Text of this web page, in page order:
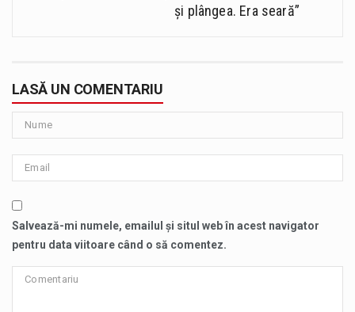
și plângea. Era seară”
LASĂ UN COMENTARIU
Salvează-mi numele, emailul și situl web în acest navigator
pentru data viitoare când o să comentez.